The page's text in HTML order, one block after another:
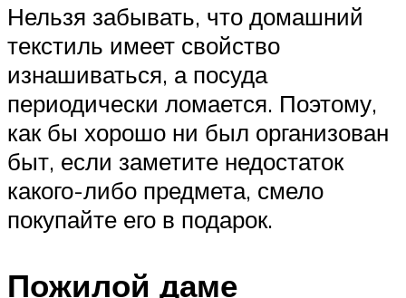
Нельзя забывать, что домашний
текстиль имеет свойство
изнашиваться, а посуда
периодически ломается. Поэтому,
как бы хорошо ни был организован
быт, если заметите недостаток
какого-либо предмета, смело
покупайте его в подарок.
Пожилой даме